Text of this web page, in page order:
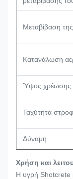
Μεταβίβαση
Κατανάλωση
Ύψος χρέωσης
Ταχύτητα
Δύναμη
Χρήση και
Η υγρή Shotcrete